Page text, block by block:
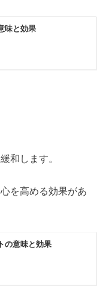
味と効果
和します。
を高める効果があ
の意味と効果